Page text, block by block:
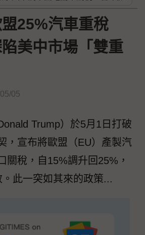
盟25%汽車重稅
美中市場「雙重
05
Trump）於5月1日打破
，宣布將歐盟（EU）產製汽
關稅，自15%調升回25%，
此一突如其來的政策...